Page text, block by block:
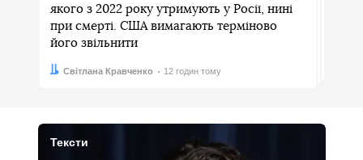
якого з 2022 року утримують у Росії, нині
при смерті. США вимагають терміново
його звільнити
Автор:
Світлана Кравченко
Дата: 12 годин тому
Тексти